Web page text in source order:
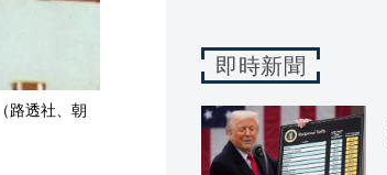
路透社、朝
即時新聞